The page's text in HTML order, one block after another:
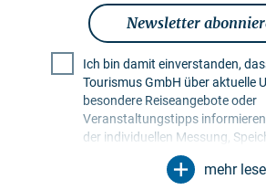
Newsletter
Ich bin damit einverstanden,
Tourismus GmbH über aktuelle Urlaubsthemen,
besondere Reiseangebote oder
Veranstaltungstipps
der individuellen Messung,
Auswertung von Öffnungs- und
Empfängerprofilen zu Zwecken
mehr